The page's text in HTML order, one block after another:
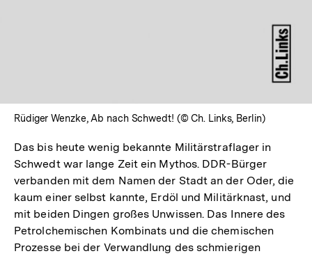
Rüdiger Wenzke, Ab nach Schwedt! (© Ch. Links, Berlin)
Das bis heute wenig bekannte Militärstraflager in
Schwedt war lange Zeit ein Mythos. DDR-Bürger
verbanden mit dem Namen der Stadt an der Oder, die
kaum einer selbst kannte, Erdöl und Militärknast, und
mit beiden Dingen großes Unwissen. Das Innere des
Petrolchemischen Kombinats und die chemischen
Prozesse bei der Verwandlung des schmierigen